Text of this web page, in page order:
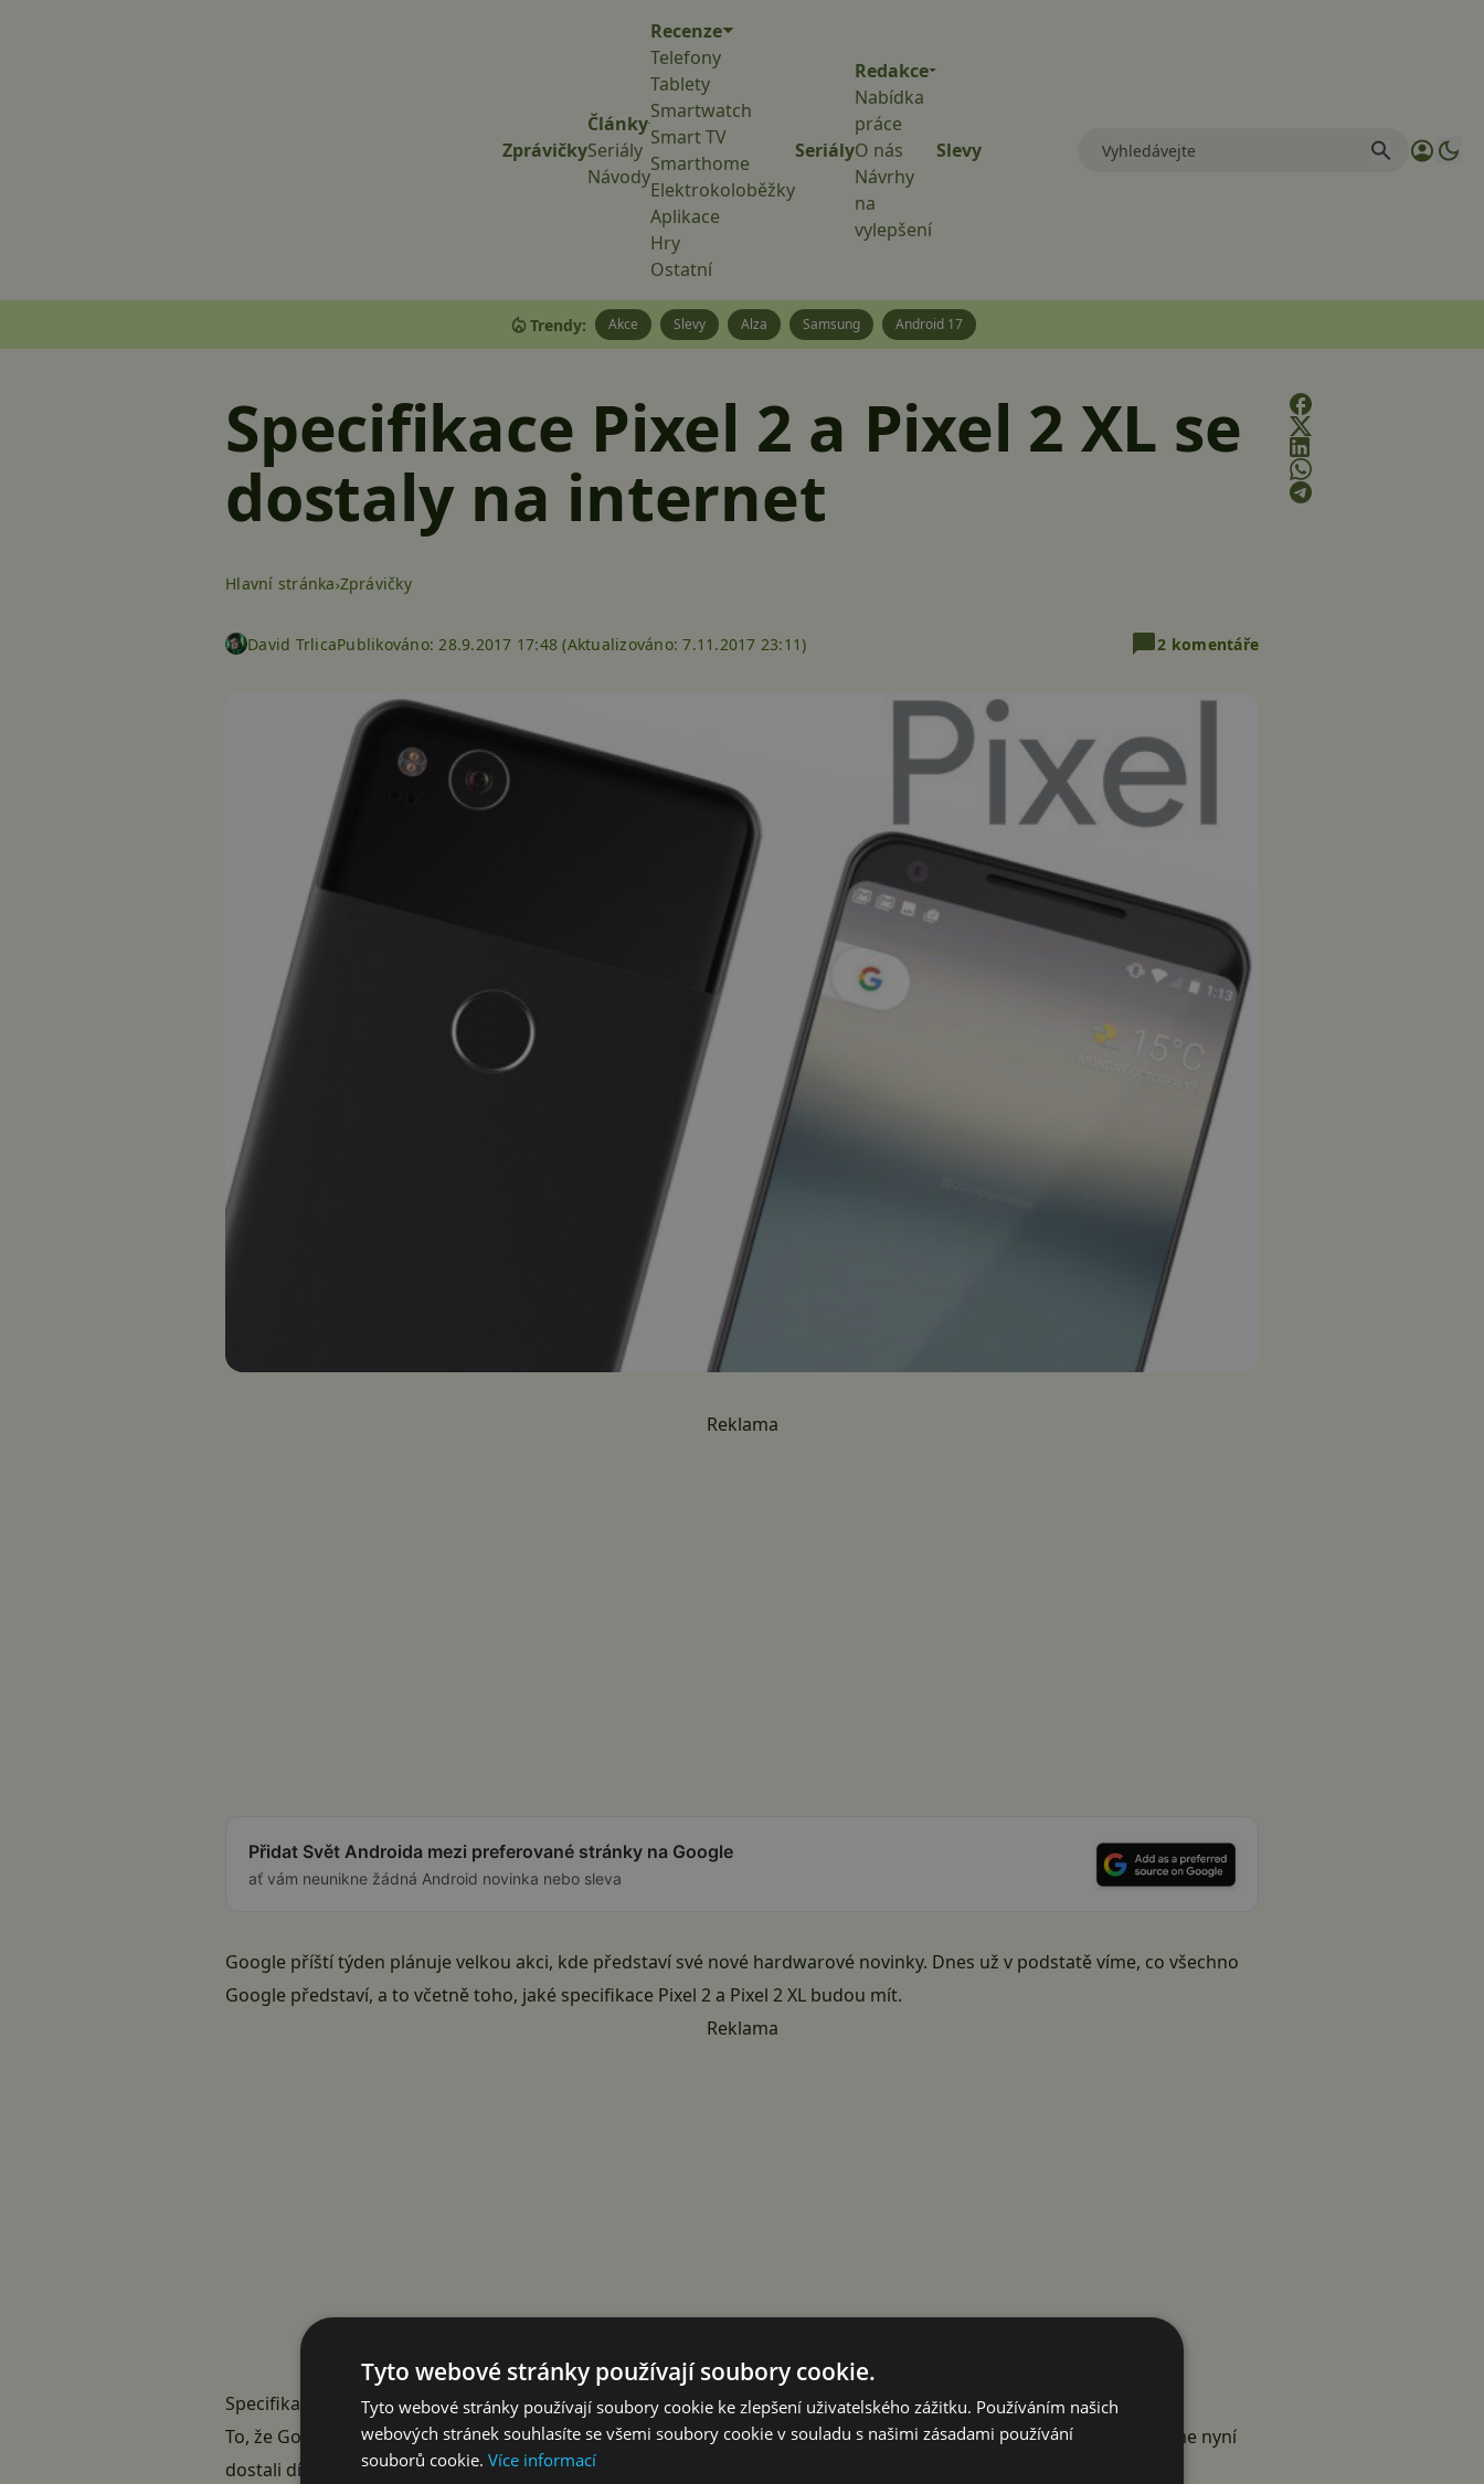
Zprávičky
Články
Seriály
Návody
Recenze
Telefony
Tablety
Smartwatch
Smart TV
Smarthome
Elektrokoloběžky
Aplikace
Hry
Ostatní
Seriály
Redakce
Nabídka
práce
O nás
Návrhy
na
vylepšení
Slevy
Trendy: Akce Slevy Alza Samsung Android 17
Specifikace Pixel 2 a Pixel 2 XL se
dostaly na internet
Hlavní stránka Zprávičky
David TrlicaPublikováno: 28.9.2017 17:48 (Aktualizováno:7.11.2017 23:11) 2 komentáře
Reklama
Přidat Svět Androida mezi preferované stránky na Google
ať vám neunikne žádná Android novinka nebo sleva
Google příští týden plánuje velkou akci, kde představí své nové hardwarové novinky. Dnes už v podstatě víme, co všechno
Google představí, a to včetně toho, jaké specifikace Pixel 2a Pixel 2 XL budou mít.
Reklama
Specifikace Pixel 2 a Pixel 2 XL prozradily několik rozdílů
To, že Google chystá odlišnéPixel 2 telefonyuž víme nějakou dobu, chyběly ale dlouho detailnější informace. Ty jsme nyní
dostali díky serveru Android Authority, který zveřejnil velmi zajímavé informace.
Tyto webové stránky používají soubory cookie.
Tyto webové stránky používají soubory cookie ke zlepšení uživatelského zážitku. Používáním našich
webových stránek souhlasíte se všemi soubory cookie v souladu s našimi zásadami používání
souborů cookie. Více informací